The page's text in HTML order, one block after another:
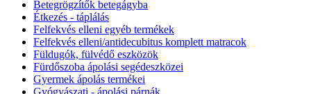
Betegrögzítők betegágyba
Étkezés - táplálás
Felfekvés elleni egyéb termékek
Felfekvés elleni/antidecubitus komplett matracok
Füldugók, fülvédő eszközök
Fürdőszoba ápolási segédeszközei
Gyermek ápolás termékei
Gyógyászati - ápolási párnák